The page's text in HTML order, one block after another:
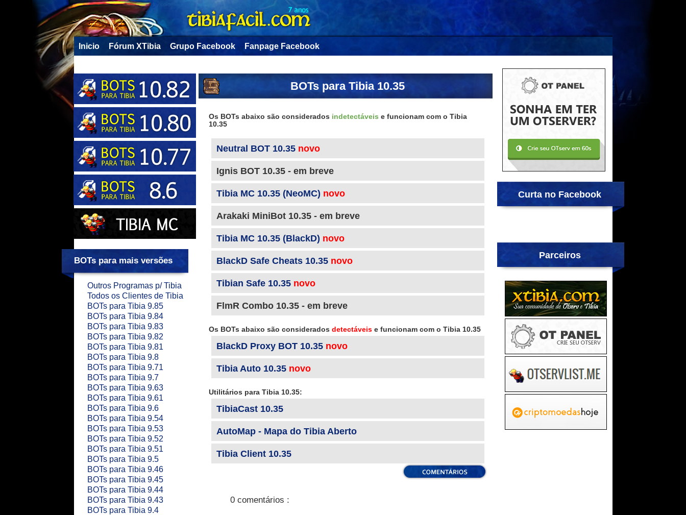
Inicio Fórum XTibia Grupo Facebook Fanpage Facebook
BOTs para mais versões
Outros Programas p/ Tibia
Todos os Clientes de Tibia
BOTs para Tibia 9.85
BOTs para Tibia 9.84
BOTs para Tibia 9.83
BOTs para Tibia 9.82
BOTs para Tibia 9.81
BOTs para Tibia 9.8
BOTs para Tibia 9.71
BOTs para Tibia 9.7
BOTs para Tibia 9.63
BOTs para Tibia 9.61
BOTs para Tibia 9.6
BOTs para Tibia 9.54
BOTs para Tibia 9.53
BOTs para Tibia 9.52
BOTs para Tibia 9.51
BOTs para Tibia 9.5
BOTs para Tibia 9.46
BOTs para Tibia 9.45
BOTs para Tibia 9.44
BOTs para Tibia 9.43
BOTs para Tibia 9.4
BOTs para Tibia 10.35
Os BOTs abaixo são considerados indetectáveis e funcionam com o Tibia
10.35
Neutral BOT 10.35 novo
Ignis BOT 10.35 - em breve
Tibia MC 10.35 (NeoMC) novo
Arakaki MiniBot 10.35 - em breve
Tibia MC 10.35 (BlackD) novo
BlackD Safe Cheats 10.35 novo
Tibian Safe 10.35 novo
FlmR Combo 10.35 - em breve
Os BOTs abaixo são considerados detectáveise funcionam com o Tibia 10.35
BlackD Proxy BOT 10.35 novo
Tibia Auto 10.35 novo
Utilitários para Tibia 10.35:
TibiaCast 10.35
AutoMap - Mapa do Tibia Aberto
Tibia Client 10.35
0 comentários :
Curta no Facebook
Parceiros